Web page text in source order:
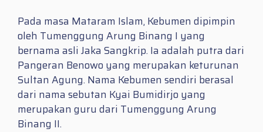
Pada masa Mataram Islam, Kebumen dipimpin
oleh Tumenggung Arung Binang I yang
bernama asli Jaka Sangkrip. Ia adalah putra dari
Pangeran Benowo yang merupakan keturunan
Sultan Agung. Nama Kebumen sendiri berasal
dari nama sebutan Kyai Bumidirjo yang
merupakan guru dari Tumenggung Arung
Binang II.